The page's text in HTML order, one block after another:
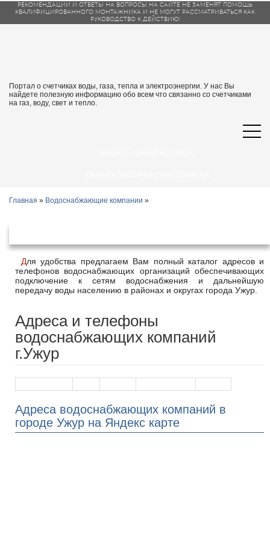
РЕКОМЕНДАЦИИ И ОТВЕТЫ НА ВОПРОСЫ НА САЙТЕ НЕ ЗАМЕНЯТ ПОМОЩЬ
КВАЛИФИЦИРОВАННОГО МОНТАЖНИКА И НЕ МОГУТ РАССМАТРИВАТЬСЯ КАК
РУКОВОДСТВО К ДЕЙСТВИЮ!
Портал о счетчиках воды, газа, тепла и электроэнергии. У нас Вы
найдете полезную информацию обо всем что связанно со счетчиками
на газ, воду, свет и тепло.
Главная » Водоснабжающие компании »
Для удобства предлагаем Вам полный каталог адресов и
телефонов водоснабжающих организаций обеспечивающих
подключение к сетям водоснабжения и дальнейшую
передачу воды населению в районах и округах города Ужур.
Адреса и телефоны
водоснабжающих компаний
г.Ужур
Адреса водоснабжающих компаний в
городе Ужур на Яндекс карте